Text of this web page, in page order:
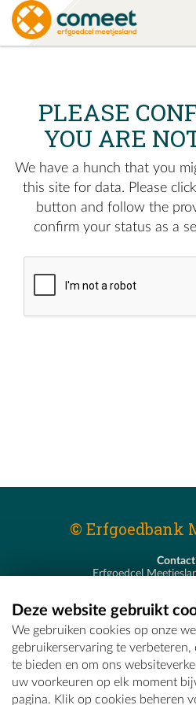
PLEASE
YOU ARE
We have a hunch that you
this site for data. Please
button and follow the
confirm your status as a
© Erfgoedbank
Contact
Erfgoedcel
T - 09 373
E -
Deze website gebruikt
We gebruiken cookies op onze
gebruikerservaring te
te bieden en om ons
uw voorkeuren op elk moment
pagina. Klik op cookies beheren